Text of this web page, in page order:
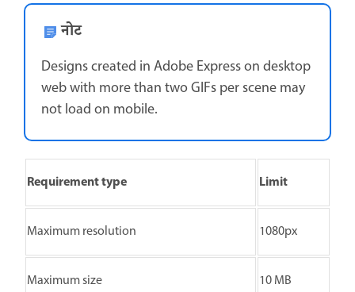
नोट
Designs created in Adobe Express on desktop
web with more than two GIFs per scene may
not load on mobile.
Requirement type Limit
Maximum resolution 1080px
Maximum size 10 MB